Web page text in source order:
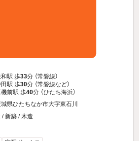
駅 歩33分 （常磐線）
田駅 歩30分 （常磐線など）
前駅 歩40分 （ひたち海浜）
県ひたちなか市大字東石川
/ 新築 / 木造